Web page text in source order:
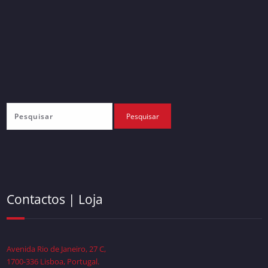
Contactos | Loja
Avenida Rio de Janeiro, 27 C,
1700-336 Lisboa, Portugal.